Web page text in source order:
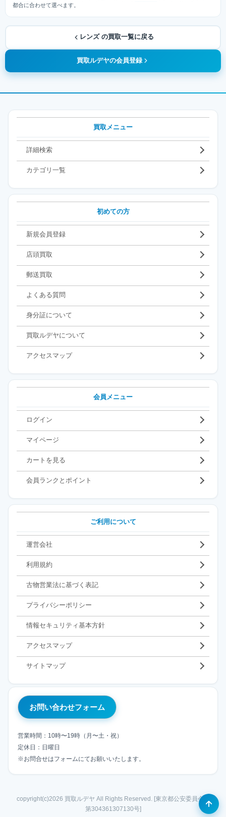
都合に合わせて選べます。
レンズ の買取一覧に戻る
買取ルデヤの会員登録
買取メニュー
詳細検索
カテゴリ一覧
初めての方
新規会員登録
店頭買取
郵送買取
よくある質問
身分証について
買取ルデヤについて
アクセスマップ
会員メニュー
ログイン
マイページ
カートを見る
会員ランクとポイント
ご利用について
運営会社
利用規約
古物営業法に基づく表記
プライバシーポリシー
情報セキュリティ基本方針
アクセスマップ
サイトマップ
お問い合わせフォーム
営業時間：10時〜19時（月〜土・祝）
定休日：日曜日
※お問合せはフォームにてお願いいたします。
copyright(c)2026 買取ルデヤ All Rights Reserved. [東京都公安委員会
第304361307130号]